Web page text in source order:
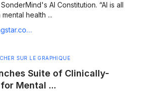
AI Constitution. “AI is all
health ...
care-delivery-to-help-people-feel-better-faster
SUR LE GRAPHIQUE
Suite of Clinically-
Mental ...